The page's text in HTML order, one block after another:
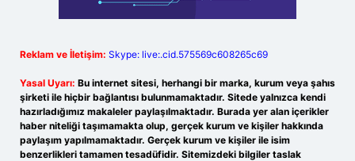
Reklam ve İletişim: Skype: live:.cid.575569c608265c69
Yasal Uyarı: Bu internet sitesi, herhangi bir marka, kurum veya şahıs
şirketi ile hiçbir bağlantısı bulunmamaktadır. Sitede yalnızca kendi
hazırladığımız makaleler paylaşılmaktadır. Burada yer alan içerikler
haber niteliği taşımamakta olup, gerçek kurum ve kişiler hakkında
paylaşım yapılmamaktadır. Gerçek kurum ve kişiler ile isim
benzerlikleri tamamen tesadüfidir. Sitemizdeki bilgiler taslak